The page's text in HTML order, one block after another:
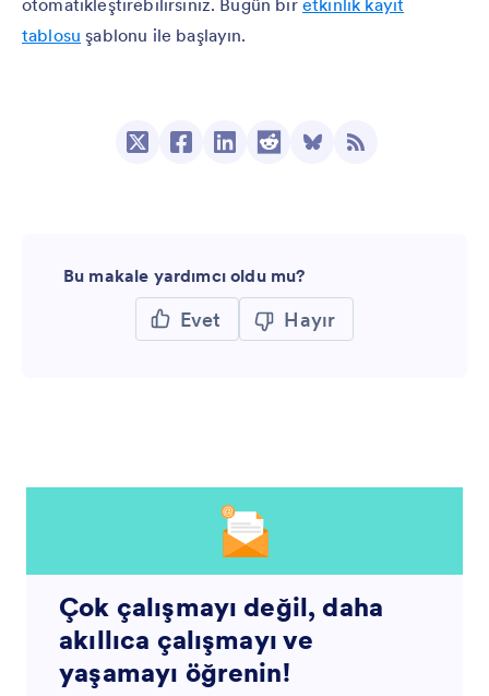
tablosu şablonu ile başlayın.
Bu makale yardımcı oldu mu?
Evet Hayır
Çok çalışmayı değil, daha
akıllıca çalışmayı ve
yaşamayı öğrenin!